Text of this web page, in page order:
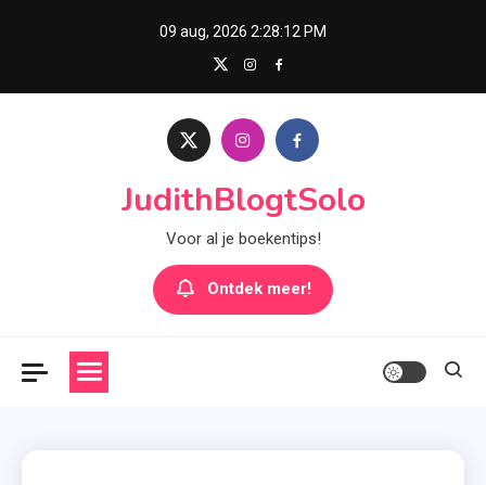
09 aug, 2026 2:28:13 PM
JudithBlogtSolo
Voor al je boekentips!
Ontdek meer!